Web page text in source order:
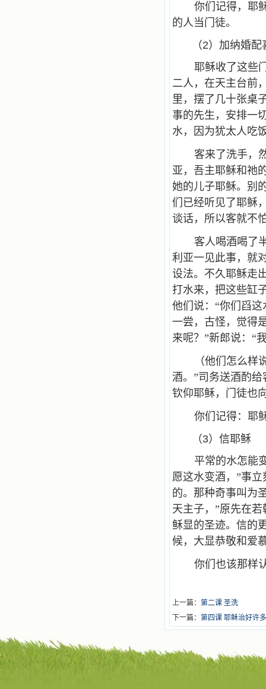
你们记得，耶
的人当门徒。
（2）加纳婚配
耶稣收了这些
二人，在天主台前
里，摆了几十张桌
事的先生，安排一
水，因为犹太人吃
客来了洗手，
亚，吾主耶稣和祂
她的儿子耶稣。别
们已经听见了耶稣
谈话，所以客就不
客人喝酒喝了
利亚一见此事，就
设法。不久耶稣走
打水来，把这些缸
他们说：“你们舀
一尝，古怪，觉得
来呢？”新郎说：“
（他们怎么
酒。”司务送酒酌
钦仰耶稣，门徒也
你们记得：耶
（3）信耶稣
平常的水怎能
愿这水变酒，”事
的。那种奇事叫为
天主子，”原先在
稣显的圣迹。信的
候，大显恭敬和爱
你们也该那样
上一篇： 第二课 圣洗
下一篇： 第四课 耶稣治好许